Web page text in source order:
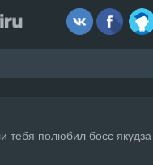
тебя полюбил босс